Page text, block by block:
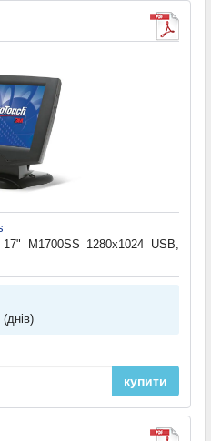
M1700SS 1280x1024 USB,
купити